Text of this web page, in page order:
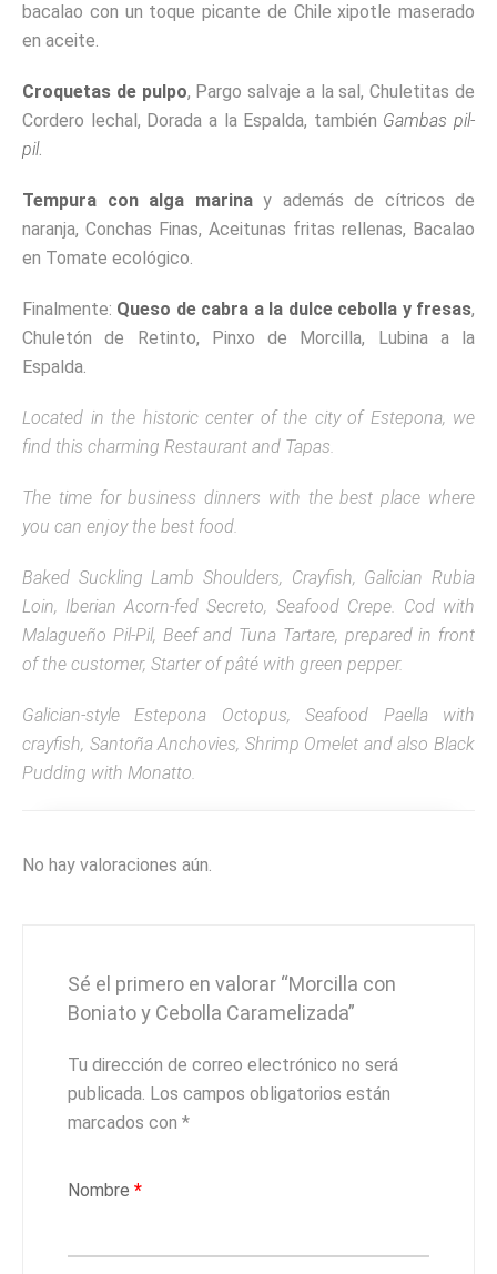
bacalao con un toque picante de Chile xipotle maserado
en aceite.
Croquetas de pulpo, Pargo salvaje a la sal, Chuletitas de
Cordero lechal, Dorada a la Espalda, también Gambas pil-
pil.
Tempura con alga marinay además de cítricos de
naranja, Conchas Finas, Aceitunas fritas rellenas, Bacalao
en Tomate ecológico.
Finalmente: Queso de cabra a la dulce cebolla y fresas,
Chuletón de Retinto, Pinxo de Morcilla, Lubina a la
Espalda.
Located in the historic center of the city of Estepona, we
find this charming Restaurant and Tapas.
The time for business dinners with the best place where
you can enjoy the best food.
Baked Suckling Lamb Shoulders, Crayfish, Galician Rubia
Loin, Iberian Acorn-fed Secreto, Seafood Crepe. Cod with
Malagueño Pil-Pil, Beef and Tuna Tartare, prepared in front
of the customer, Starter of pâté with green pepper.
Galician-style Estepona Octopus, Seafood Paella with
crayfish, Santoña Anchovies, Shrimp Omelet and also Black
Pudding with Monatto.
No hay valoraciones aún.
Sé el primero en valorar “Morcilla con
Boniato y Cebolla Caramelizada”
Tu dirección de correo electrónico no será
publicada. Los campos obligatorios están
marcados con *
Nombre *